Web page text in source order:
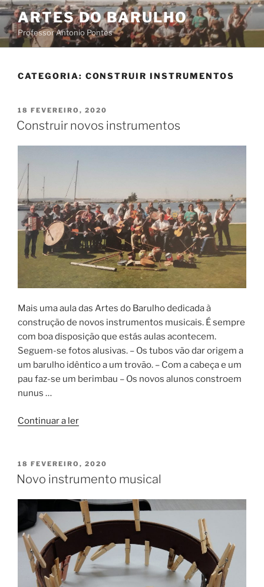
Saltar
para
o
conteúdo
ARTES DO BARULHO
Professor Antonio Pontes
CATEGORIA: CONSTRUIR INSTRUMENTOS
PUBLICADO
EM
18 FEVEREIRO, 2020
Construir novos instrumentos
Mais uma aula das Artes do Barulho dedicada à
construção de novos instrumentos musicais. É sempre
com boa disposição que estás aulas acontecem.
Seguem-se fotos alusivas. – Os tubos vão dar origem a
um barulho idêntico a um trovão. – Com a cabeça e um
pau faz-se um berimbau – Os novos alunos constroem
nunus …
Continuar a ler“Construir
PUBLICADO
EM
18 FEVEREIRO, 2020
Novo instrumento musical